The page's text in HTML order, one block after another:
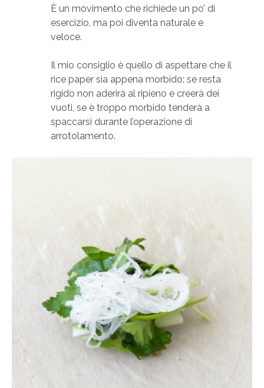
È un movimento che richiede un po’ di
esercizio, ma poi diventa naturale e
veloce.
Il mio consiglio è quello di aspettare che il
rice paper sia appena morbido: se resta
rigido non aderirà al ripieno e creerà dei
vuoti, se è troppo morbido tenderà a
spaccarsi durante l’operazione di
arrotolamento.